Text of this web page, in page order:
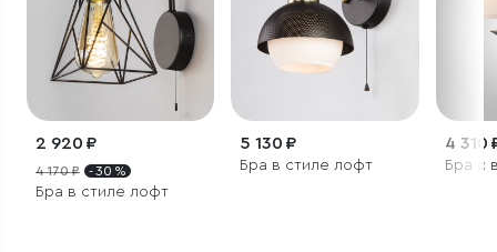
2 920 ₽
4 170 ₽ - 30 %
Бра в стиле лофт
5 130 ₽
Бра в стиле лофт
4 310
Бра с